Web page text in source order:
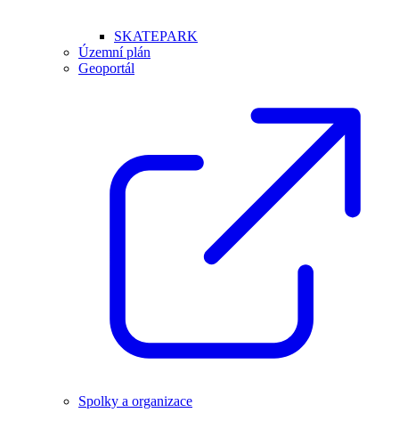
SKATEPARK
Územní plán
Geoportál
Spolky a organizace